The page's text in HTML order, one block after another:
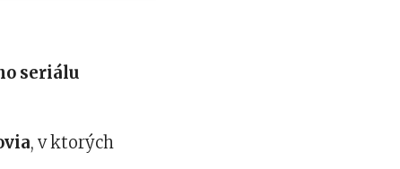
seriálu
, v ktorých